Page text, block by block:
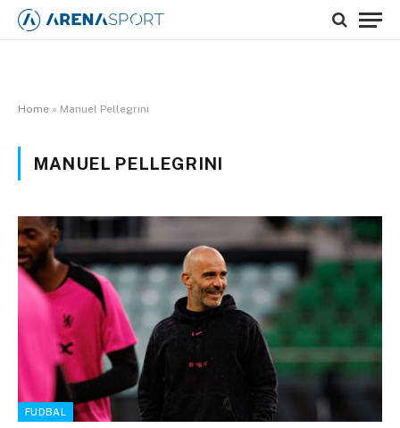
Home » Manuel Pellegrini
MANUEL PELLEGRINI
FUDBAL